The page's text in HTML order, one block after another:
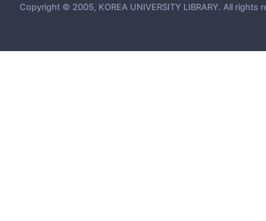
Copyright © 2005, KOREA UNIVERSITY LIBRARY. All rights